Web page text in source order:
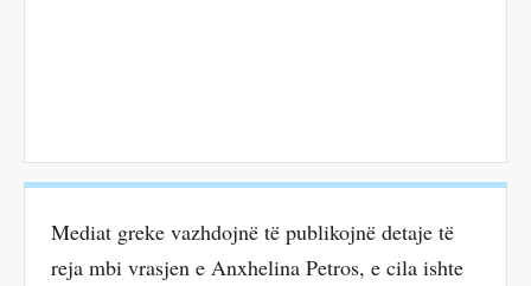
Mediat greke vazhdojnë të publikojnë detaje të
reja mbi vrasjen e Anxhelina Petros, e cila ishte